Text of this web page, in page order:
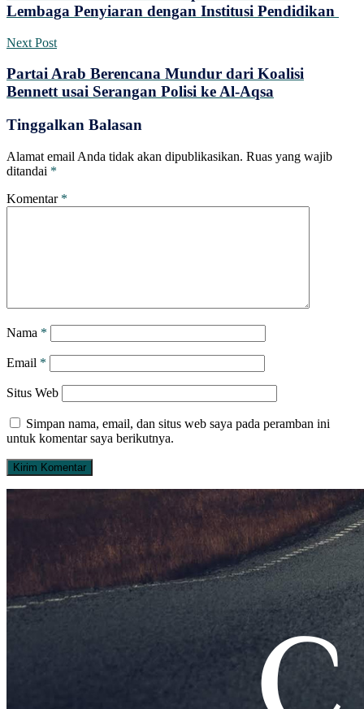
Lembaga Penyiaran dengan Institusi Pendidikan
Next Post
Partai Arab Berencana Mundur dari Koalisi
Bennett usai Serangan Polisi ke Al-Aqsa
Tinggalkan Balasan
Alamat email Anda tidak akan dipublikasikan. Ruas yang wajib
ditandai *
Komentar *
Nama *
Email *
Situs Web
Simpan nama, email, dan situs web saya pada peramban ini
untuk komentar saya berikutnya.